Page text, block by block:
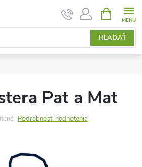
HĽADAŤ
KOŠÍK
Pat a Mat
Podrobnosti hodnotenia